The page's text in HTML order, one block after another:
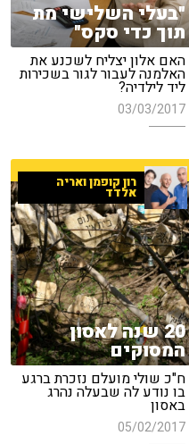
"בעלי השלישי מת
תוך כדי סקס"
האם אלון יצליח לשכנע את
האלמנה לעבור לגור בשכירות
ליד לילדיה?
03/03/2017
רון קופמן ואריה
אלדד
20 שנה לאסון
המסוקים
ח"כ שולי מועלם נזכרת ברגע
בו נודע לה שבעלה נהרג
באסון
05/02/2017